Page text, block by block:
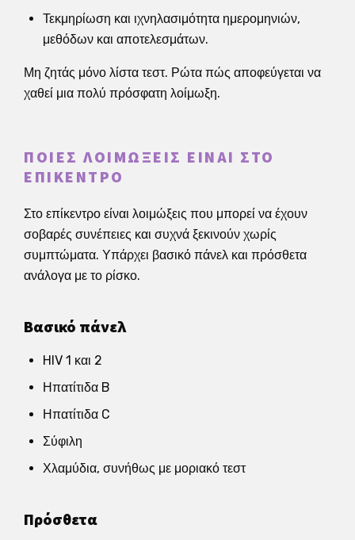
Τεκμηρίωση και ιχνηλασιμότητα ημερομηνιών,
μεθόδων και αποτελεσμάτων.
Μη ζητάς μόνο λίστα τεστ. Ρώτα πώς αποφεύγεται να
χαθεί μια πολύ πρόσφατη λοίμωξη.
ΠΟΙΕΣ ΛΟΙΜΏΞΕΙΣ ΕΊΝΑΙ ΣΤΟ
ΕΠΊΚΕΝΤΡΟ
Στο επίκεντρο είναι λοιμώξεις που μπορεί να έχουν
σοβαρές συνέπειες και συχνά ξεκινούν χωρίς
συμπτώματα. Υπάρχει βασικό πάνελ και πρόσθετα
ανάλογα με το ρίσκο.
Βασικό πάνελ
HIV 1 και 2
Ηπατίτιδα B
Ηπατίτιδα C
Σύφιλη
Χλαμύδια, συνήθως με μοριακό τεστ
Πρόσθετα